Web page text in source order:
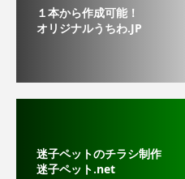
１本から作成可能！
オリジナルうちわ.JP
迷子ペットのチラシ制作
迷子ペット.net